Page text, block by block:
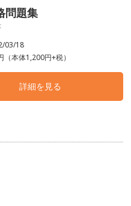
題集
03/18
（本体1,200円+税）
詳細を見る